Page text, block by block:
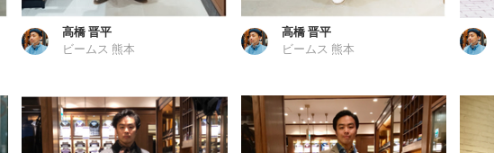
高橋 晋平
ビームス 熊本
高橋 晋平
ビームス 熊本